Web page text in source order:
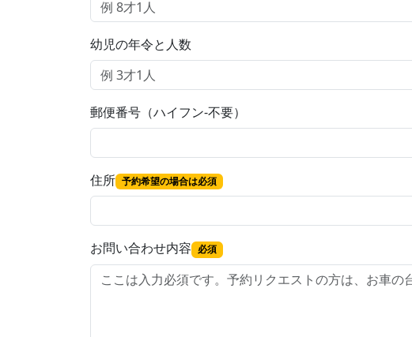
幼児の年令と人数
郵便番号（ハイフン-不要）
住所 予約希望の場合は必須
お問い合わせ内容 必須